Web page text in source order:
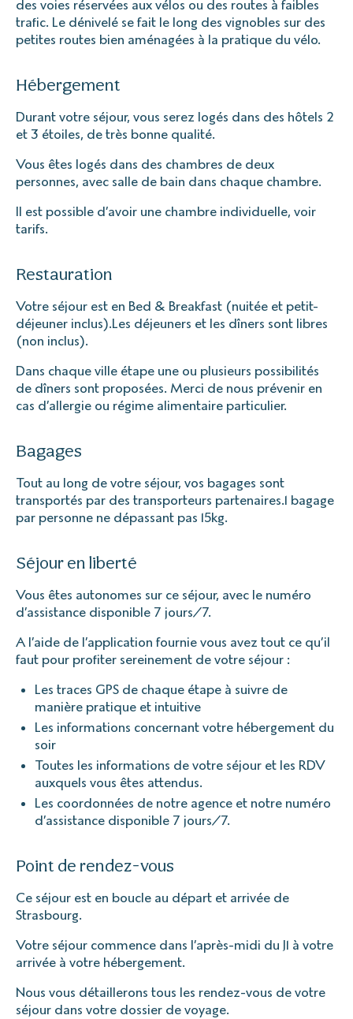
des voies réservées aux vélos ou des routes à faibles
trafic. Le dénivelé se fait le long des vignobles sur des
petites routes bien aménagées à la pratique du vélo.
Hébergement
Durant votre séjour, vous serez logés dans des hôtels 2
et 3 étoiles, de très bonne qualité.
Vous êtes logés dans des chambres de deux
personnes, avec salle de bain dans chaque chambre.
Il est possible d’avoir une chambre individuelle, voir
tarifs.
Restauration
Votre séjour est en Bed & Breakfast (nuitée et petit-
déjeuner inclus).Les déjeuners et les dîners sont libres
(non inclus).
Dans chaque ville étape une ou plusieurs possibilités
de dîners sont proposées. Merci de nous prévenir en
cas d’allergie ou régime alimentaire particulier.
Bagages
Tout au long de votre séjour, vos bagages sont
transportés par des transporteurs partenaires.1 bagage
par personne ne dépassant pas 15kg.
Séjour en liberté
Vous êtes autonomes sur ce séjour, avec le numéro
d’assistance disponible 7 jours/7.
A l’aide de l’application fournie vous avez tout ce qu’il
faut pour profiter sereinement de votre séjour :
Les traces GPS de chaque étape à suivre de
manière pratique et intuitive
Les informations concernant votre hébergement du
soir
Toutes les informations de votre séjour et les RDV
auxquels vous êtes attendus.
Les coordonnées de notre agence et notre numéro
d’assistance disponible 7 jours/7.
Point de rendez-vous
Ce séjour est en boucle au départ et arrivée de
Strasbourg.
Votre séjour commence dans l’après-midi du J1 à votre
arrivée à votre hébergement.
Nous vous détaillerons tous les rendez-vous de votre
séjour dans votre dossier de voyage.